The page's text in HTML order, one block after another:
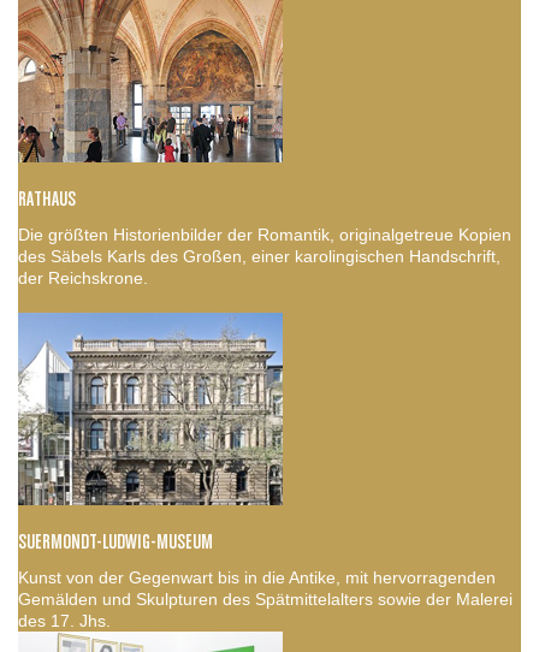
RATHAUS
Die größten Historienbilder der Romantik, originalgetreue Kopien
des Säbels Karls des Großen, einer karolingischen Handschrift,
der Reichskrone.
SUERMONDT-LUDWIG-MUSEUM
Kunst von der Gegenwart bis in die Antike, mit hervorragenden
Gemälden und Skulpturen des Spätmittelalters sowie der Malerei
des 17. Jhs.